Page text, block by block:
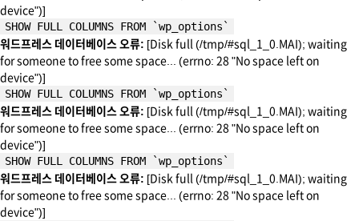
device")]
SHOW FULL COLUMNS FROM `wp_options`
워드프레스 데이터베이스 오류: [Disk full (/tmp/#sql_1_0.MAI); waiting
for someone to free some space... (errno: 28 "No space left on
device")]
SHOW FULL COLUMNS FROM `wp_options`
워드프레스 데이터베이스 오류: [Disk full (/tmp/#sql_1_0.MAI); waiting
for someone to free some space... (errno: 28 "No space left on
device")]
SHOW FULL COLUMNS FROM `wp_options`
워드프레스 데이터베이스 오류: [Disk full (/tmp/#sql_1_0.MAI); waiting
for someone to free some space... (errno: 28 "No space left on
device")]